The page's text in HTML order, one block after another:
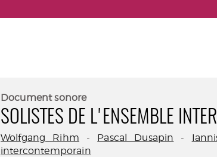
Document sonore
SOLISTES DE L'ENSEMBLE
Wolfgang Rihm - Pascal Dusapin -
intercontemporain